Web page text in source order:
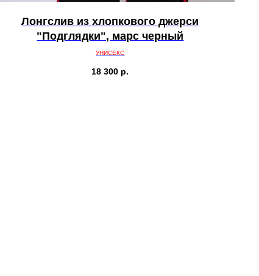
Лонгслив из хлопкового джерси
"Подглядки", марс черный
УНИСЕКС
18 300 р.